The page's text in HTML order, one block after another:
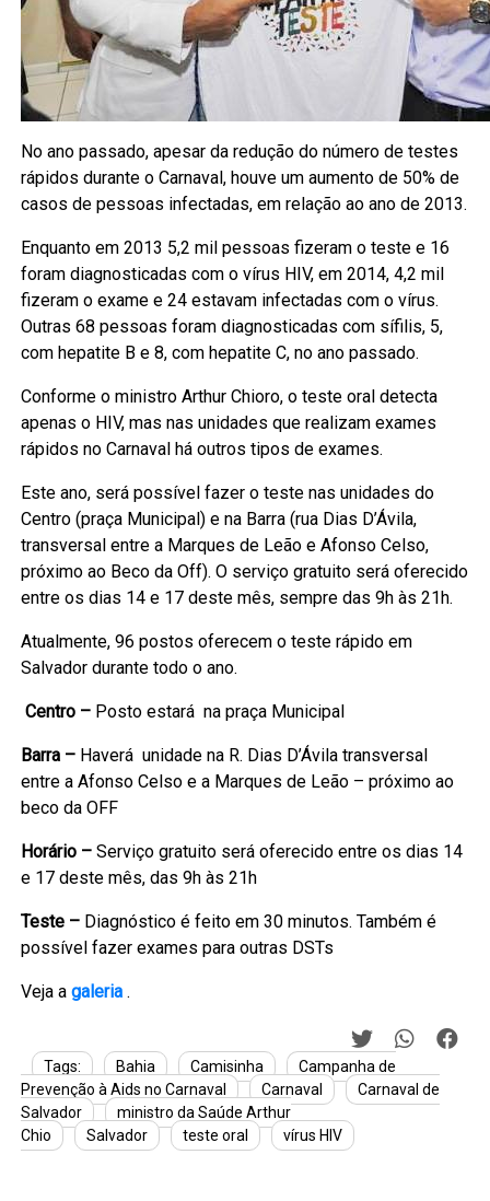
No ano passado, apesar da redução do número de testes
rápidos durante o Carnaval, houve um aumento de 50% de
casos de pessoas infectadas, em relação ao ano de 2013.
Enquanto em 2013 5,2 mil pessoas fizeram o teste e 16
foram diagnosticadas com o vírus HIV, em 2014, 4,2 mil
fizeram o exame e 24 estavam infectadas com o vírus.
Outras 68 pessoas foram diagnosticadas com sífilis, 5,
com hepatite B e 8, com hepatite C, no ano passado.
Conforme o ministro Arthur Chioro, o teste oral detecta
apenas o HIV, mas nas unidades que realizam exames
rápidos no Carnaval há outros tipos de exames.
Este ano, será possível fazer o teste nas unidades do
Centro (praça Municipal) e na Barra (rua Dias D’Ávila,
transversal entre a Marques de Leão e Afonso Celso,
próximo ao Beco da Off). O serviço gratuito será oferecido
entre os dias 14 e 17 deste mês, sempre das 9h às 21h.
Atualmente, 96 postos oferecem o teste rápido em
Salvador durante todo o ano.
Centro – Posto estará na praça Municipal
Barra – Haverá unidade na R. Dias D’Ávila transversal
entre a Afonso Celso e a Marques de Leão – próximo ao
beco da OFF
Horário – Serviço gratuito será oferecido entre os dias 14
e 17 deste mês, das 9h às 21h
Teste – Diagnóstico é feito em 30 minutos. Também é
possível fazer exames para outras DSTs
Veja agaleria .
Tags: Bahia Camisinha
Campanha de
Prevenção à Aids no Carnaval
Carnaval
Carnaval de
Salvador
ministro da Saúde Arthur
Chio
Salvador teste oral vírus HIV